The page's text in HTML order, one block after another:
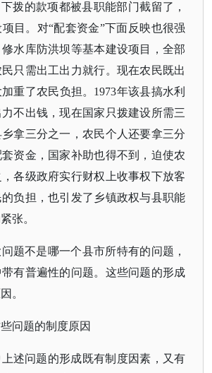
拨的款项都被县职能部门截留了，
目。对“配套资金”下面反映也很强
水库防洪坝等基本建设项目，全部
只需出工出力就行。现在农民既出
重了农民负担。1973年该县搞水利
不出钱，现在国家只拨建设所需三
拿三分之一，农民个人还要拿三分
资金，国家补助也得不到，迫使农
各级政府实行财权上收事权下放客
负担，也引发了乡镇政权与县职能
张。
问题不是哪一个县市所特有的问题，
有普遍性的问题。这些问题的形成
。
问题的制度原因
述问题的形成既有制度因素，又有